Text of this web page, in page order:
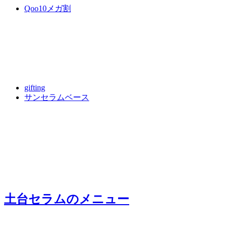
Qoo10メガ割
gifting
サンセラムベース
土台セラムのメニュー